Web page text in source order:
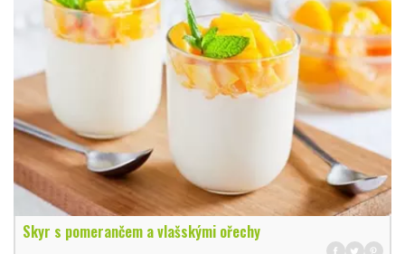
Skyr s pomerančem a vlašskými ořechy